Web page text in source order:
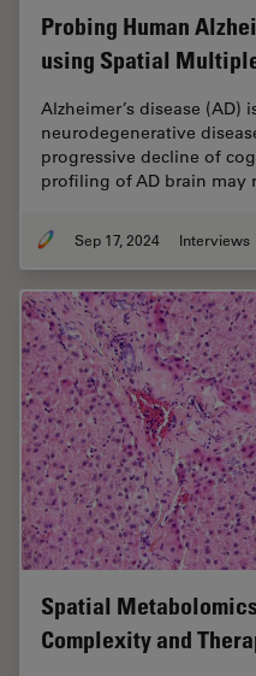
Probing Human
using Spatial
Alzheimer’s disease (AD)
neurodegenerative
progressive decline of
profiling of AD brain may
Sep 17, 2024 Interviews
Spatial
Complexity and